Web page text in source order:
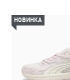
НОВИНКА